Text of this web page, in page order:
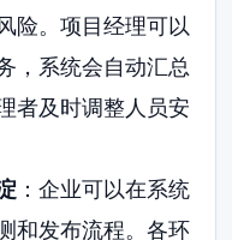
险。项目经理可以
，系统会自动汇总
者及时调整人员安
：企业可以在系统
和发布流程。各环